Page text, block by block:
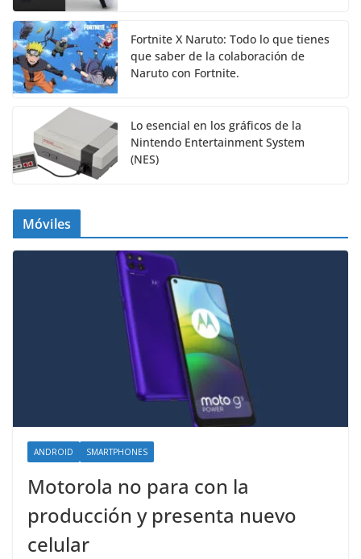
Fortnite X Naruto: Todo lo que tienes
que saber de la colaboración de
Naruto con Fortnite.
Lo esencial en los gráficos de la
Nintendo Entertainment System
(NES)
Móviles
ANDROID SMARTPHONES
Motorola no para con la
producción y presenta nuevo
celular